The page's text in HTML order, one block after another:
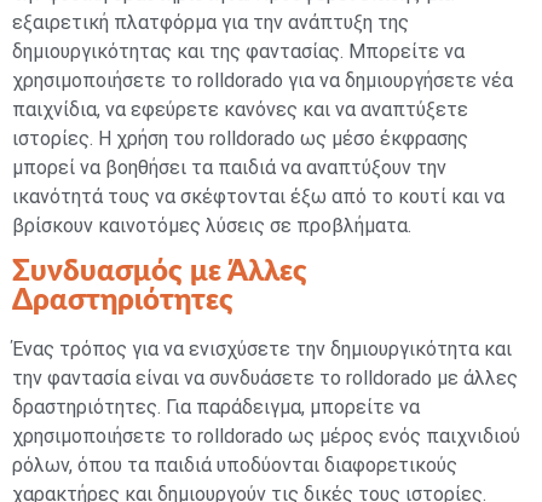
εξαιρετική πλατφόρμα για την ανάπτυξη της
δημιουργικότητας και της φαντασίας. Μπορείτε να
χρησιμοποιήσετε το rolldorado για να δημιουργήσετε νέα
παιχνίδια, να εφεύρετε κανόνες και να αναπτύξετε
ιστορίες. Η χρήση του rolldorado ως μέσο έκφρασης
μπορεί να βοηθήσει τα παιδιά να αναπτύξουν την
ικανότητά τους να σκέφτονται έξω από το κουτί και να
βρίσκουν καινοτόμες λύσεις σε προβλήματα.
Συνδυασμός με Άλλες
Δραστηριότητες
Ένας τρόπος για να ενισχύσετε την δημιουργικότητα και
την φαντασία είναι να συνδυάσετε το rolldorado με άλλες
δραστηριότητες. Για παράδειγμα, μπορείτε να
χρησιμοποιήσετε το rolldorado ως μέρος ενός παιχνιδιού
ρόλων, όπου τα παιδιά υποδύονται διαφορετικούς
χαρακτήρες και δημιουργούν τις δικές τους ιστορίες.